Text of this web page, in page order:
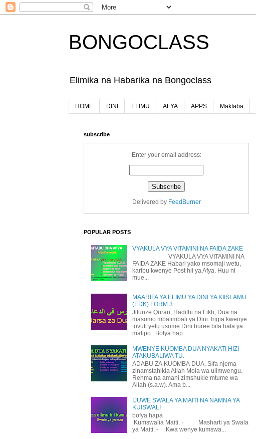
BONGOCLASS
Elimika na Habarika na Bongoclass
HOME DINI ELIMU AFYA APPS Maktaba
subscribe
Enter your email address:
Delivered by FeedBurner
POPULAR POSTS
VYAKULA VYA VITAMINI NA FAIDA ZAKE
VYAKULA VYA VITAMINI NA
FAIDA ZAKE Habari yako msomaji wetu,
karibu kwenye Post hii ya Afya. Huu ni
mue...
MAARIFA YA ELIMU YA DINI YA KIISLAMU
(EDK) FORM 3
Jifunze Quran, Hadithi na Fikh, Dua na
masomo mbalimbali ya Dini. Ingia kwenye
tovuti yetu usome Dini buree bila hata ya
malipo. Bofya hap...
MWENYE KUOMBA DUA NYAKATI HIZI
ATAKUBALIWA TU.
ADABU ZA KUOMBA DUA. Sifa njema
zinamstahikia Allah Mola wa ulimwengu.
Rehma na amani zimshukie mtume wa
Allah (s.a.w). Ama b...
IJUWE SWALA YA MAITI NA NAMNA YA
KUISWALI
bofya hapa
Kumswalia Maiti. · Masharti ya Swala
ya Maiti. - Kwa wenye kumswa...